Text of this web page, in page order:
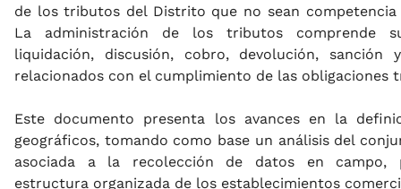
de los tributos del Distrito que no sean
La administración de los tributos comprende
liquidación, discusión, cobro, devolución,
relacionados con el cumplimiento de las obligaciones
Este documento presenta los avances en la
geográficos, tomando como base un análisis del
asociada a la recolección de datos en campo,
estructura organizada de los establecimientos